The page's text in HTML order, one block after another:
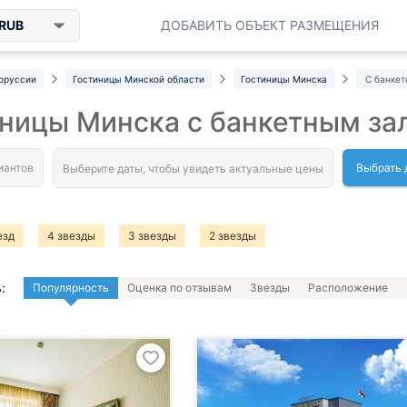
ДОБАВИТЬ ОБЪЕКТ РАЗМЕЩЕНИЯ
Гостиницы Минской области Гостиницы Минска С
Минска с банкетным
Выбрать
4 звезды 3 звезды 2 звезды
Популярность Оценка по отзывам Звезды Расположение